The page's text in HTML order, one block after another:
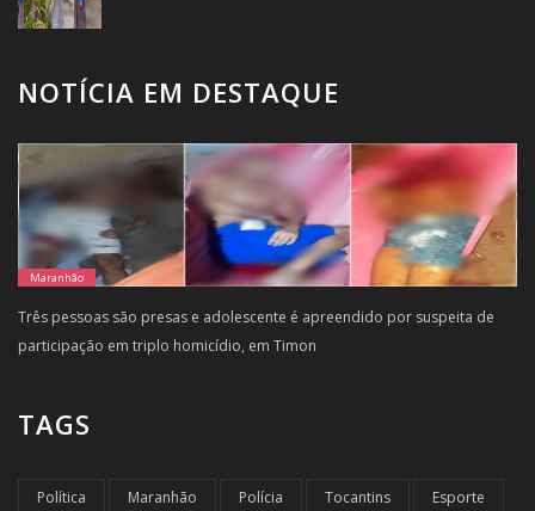
NOTÍCIA EM DESTAQUE
Maranhão
Três pessoas são presas e adolescente é apreendido por suspeita de
participação em triplo homicídio, em Timon
TAGS
Política Maranhão Polícia Tocantins Esporte